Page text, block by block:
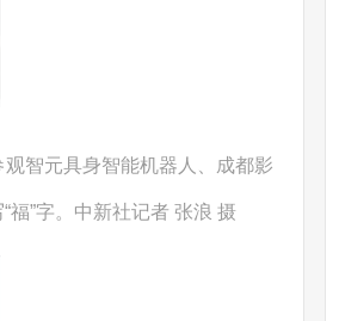
智元具身智能机器人、成都影
”字。中新社记者 张浪 摄